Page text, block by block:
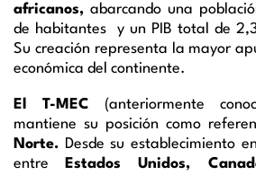
africanos, abarcando una
de habitantes y un PIB total de
Su creación representa la mayor
económica del continente.
El T-MEC (anteriormente
mantiene su posición como
Norte. Desde su establecimiento
entre
Estados Unidos,